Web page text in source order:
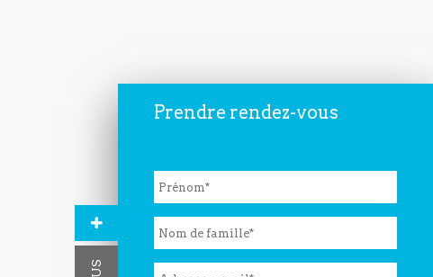
Prendre rendez-vous
Please
this